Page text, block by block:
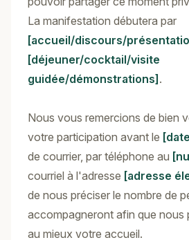
La manifestation débutera par
[accueil/discours/
[déjeuner/cocktail/visite
guidée/démonstrations] .
Nous vous remercions de bien
votre participation avant le
de courrier, par téléphone au
courriel à l'adresse [adresse
de nous préciser le nombre de
accompagneront afin que nous
au mieux votre accueil.